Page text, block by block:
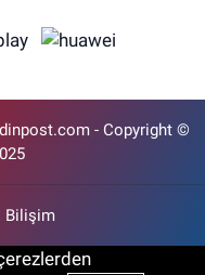
- Copyright ©
Bilişim